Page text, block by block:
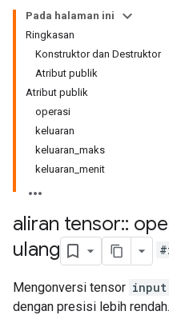
Pada halaman ini
Ringkasan
Konstruktor dan Destruktor
Atribut publik
Atribut publik
operasi
keluaran
keluaran_maks
keluaran_menit
aliran tensor::
ulang
Mengonversi tensor input
dengan presisi lebih rendah.